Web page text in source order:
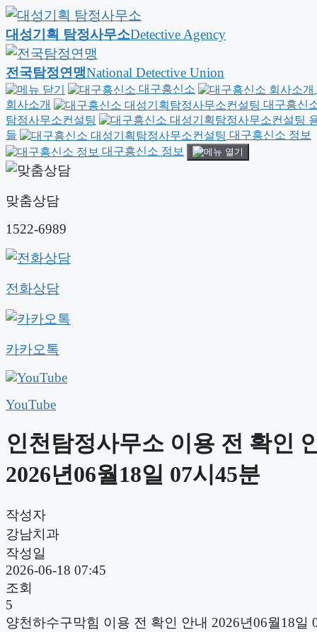
대성기획 탐정사무소Detective Agency
전국탐정연맹National Detective Union
대구흥신소
회사소개
대구흥신
탐정사무소컨설팅
들
대구흥신소 정보
대구흥신소 정보
맞춤상담
1522-6989
전화상담
카카오톡
YouTube
인천탐정사무소 이용 전 확인
2026년06월18일 07시45분
작성자
강남치과
작성일
2026-06-18 07:45
조회
5
양천하수구막힘 이용 전 확인 안내 2026년06월18일